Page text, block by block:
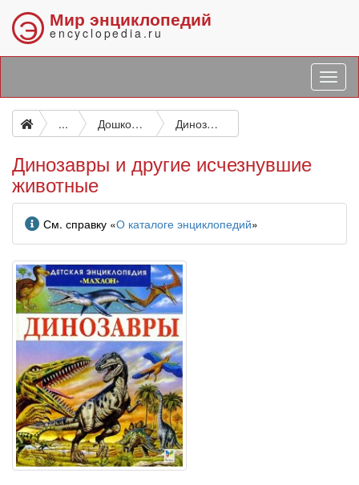
Э Мир энциклопедий
encyclopedia.ru
... Дошкольное и школьное образование, включая внеклассное Динозавры и другие исчезнувшие животные
Динозавры и другие исчезнувшие
животные
Информация
См. справку «О каталоге энциклопедий»